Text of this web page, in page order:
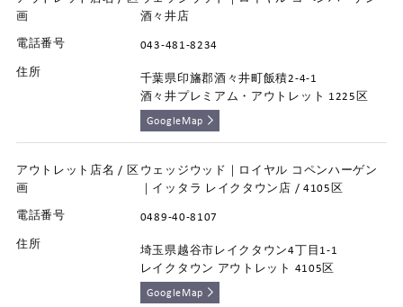
酒々井店
043-481-8234
千葉県印旛郡酒々井町飯積2-4-1
酒々井プレミアム・アウトレット 1225区
GoogleMap
ウェッジウッド｜ロイヤル コペンハーゲン
｜イッタラ レイクタウン店 / 4105区
0489-40-8107
埼玉県越谷市レイクタウン4丁目1-1
レイクタウン アウトレット 4105区
GoogleMap